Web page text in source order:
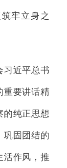
牢立身之
近平总书
重要讲话精
的纯正思想
巩固团结的
活作风，推